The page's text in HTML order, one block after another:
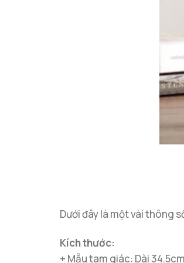
Dưới đây là một vài thông
Kích thước:
+ Mẫu tam giác: Dài